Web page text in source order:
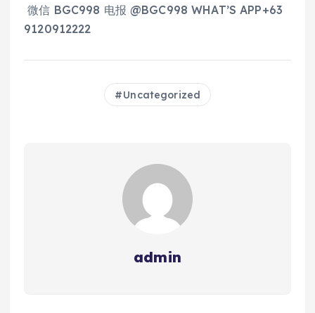
微信 BGC998 电报 @BGC998 WHAT’S APP+63
9120912222
Uncategorized
admin